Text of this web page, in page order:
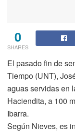
0
SHARES
El pasado fin de
Tiempo (UNT),
aguas servidas en
Haciendita, a 100
Ibarra.
Según Nieves, es